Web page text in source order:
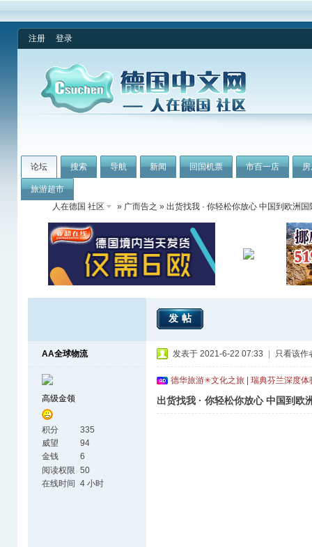
注册 登录
论坛 搜索 导航 新闻 回国机票 市百一店
旅游超市
人在德国 社区
» 广而告之 » 出货找我 · 你轻松你放心 中国到欧洲
发帖
AA全球物流
高级金领
积分
335
威望
94
金钱
6
阅读权限 50
在线时间 4 小时
发表于 2021-6-22 07:33 只看该作
德华旅游✳文化之旅 | 瑞典芬兰深度
出货找我 · 你轻松你放心 中国到欧